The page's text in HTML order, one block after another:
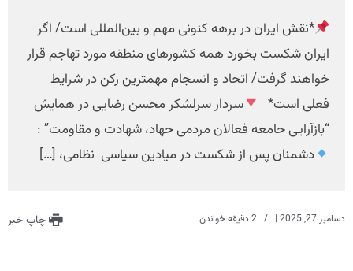
*نقش ایران در برهه کنونی مهم و بین‌المللی است/ اگر
ایران شکست بخورد همه کشورهای منطقه مورد تهاجم قرار
خواهند گرفت/ اتحاد و انسجام مهمترین رکن در شرایط
فعلی است*
سردار سرلشکر محسن رضایی در همایش
“بازآرایی جامعه فعالان مردمی جهاد، شهادت و مقاومت” :
دشمنان پس از شکست در میادین سیاسی نظامی، […]
دسامبر 27, 2025 | چاپ خبر